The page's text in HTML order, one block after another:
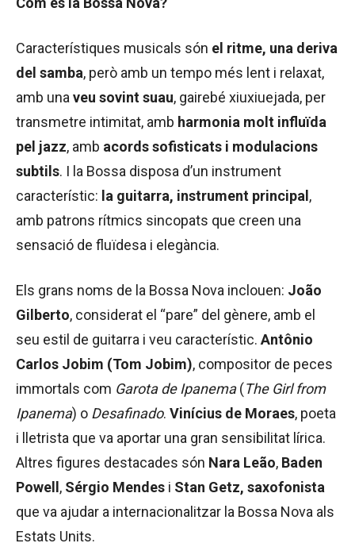
Característiques musicals són el ritme, una deriva
del samba, però amb un tempo més lent i relaxat,
amb una veu sovint suau, gairebé xiuxiuejada, per
transmetre intimitat, amb harmonia molt influïda
pel jazz, amb acords sofisticats i modulacions
subtils. I la Bossa disposa d’un instrument
característic: la guitarra, instrument principal ,
amb patrons rítmics sincopats que creen una
sensació de fluïdesa i elegància.
Els grans noms de la Bossa Nova inclouen: João
Gilberto, considerat el “pare” del gènere, amb el
seu estil de guitarra i veu característic. Antônio
Carlos Jobim (Tom Jobim), compositor de peces
immortals com Garota de Ipanema(The Girl from
Ipanema) o Desafinado. Vinícius de Moraes, poeta
i lletrista que va aportar una gran sensibilitat lírica.
Altres figures destacades són Nara Leão, Baden
Powell , Sérgio Mendes i Stan Getz, saxofonista
que va ajudar a internacionalitzar la Bossa Nova als
Estats Units.